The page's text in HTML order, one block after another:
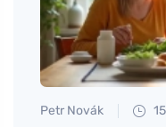
Petr Novák